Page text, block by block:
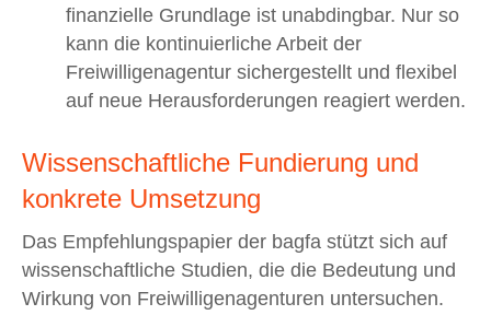
finanzielle Grundlage ist unabdingbar. Nur so
kann die kontinuierliche Arbeit der
Freiwilligenagentur sichergestellt und flexibel
auf neue Herausforderungen reagiert werden.
Wissenschaftliche Fundierung und
konkrete Umsetzung
Das Empfehlungspapier der bagfa stützt sich auf
wissenschaftliche Studien, die die Bedeutung und
Wirkung von Freiwilligenagenturen untersuchen.